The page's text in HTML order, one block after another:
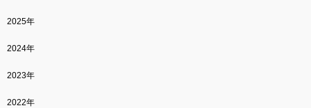
2025年
2024年
2023年
2022年